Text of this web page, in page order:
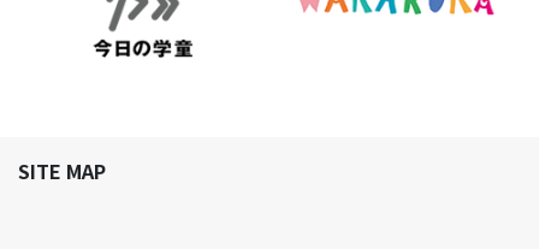
SITE MAP